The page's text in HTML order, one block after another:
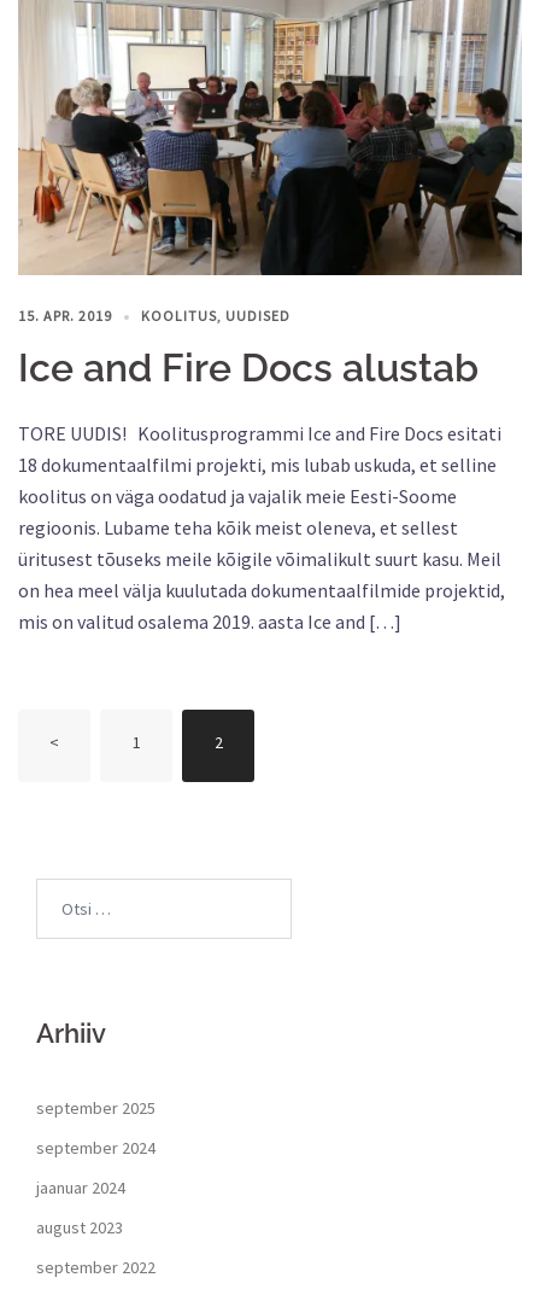
15. APR. 2019 KOOLITUS, UUDISED
Ice and Fire Docs alustab
TORE UUDIS! Koolitusprogrammi Ice and Fire Docs esitati
18 dokumentaalfilmi projekti, mis lubab uskuda, et selline
koolitus on väga oodatud ja vajalik meie Eesti-Soome
regioonis. Lubame teha kõik meist oleneva, et sellest
üritusest tõuseks meile kõigile võimalikult suurt kasu. Meil
on hea meel välja kuulutada dokumentaalfilmide projektid,
mis on valitud osalema 2019. aasta Ice and […]
< 1 2
Arhiiv
september 2025
september 2024
jaanuar 2024
august 2023
september 2022